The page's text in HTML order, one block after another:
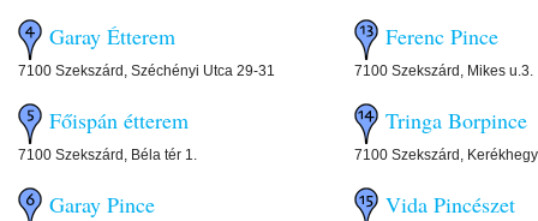
Garay Étterem
7100 Szekszárd, Széchényi Utca 29-31
Főispán étterem
7100 Szekszárd, Béla tér 1.
Garay Pince
Ferenc Pince
7100 Szekszárd, Mikes u.3.
Tringa Borpince
7100 Szekszárd, Kerékhegy
Vida Pincészet